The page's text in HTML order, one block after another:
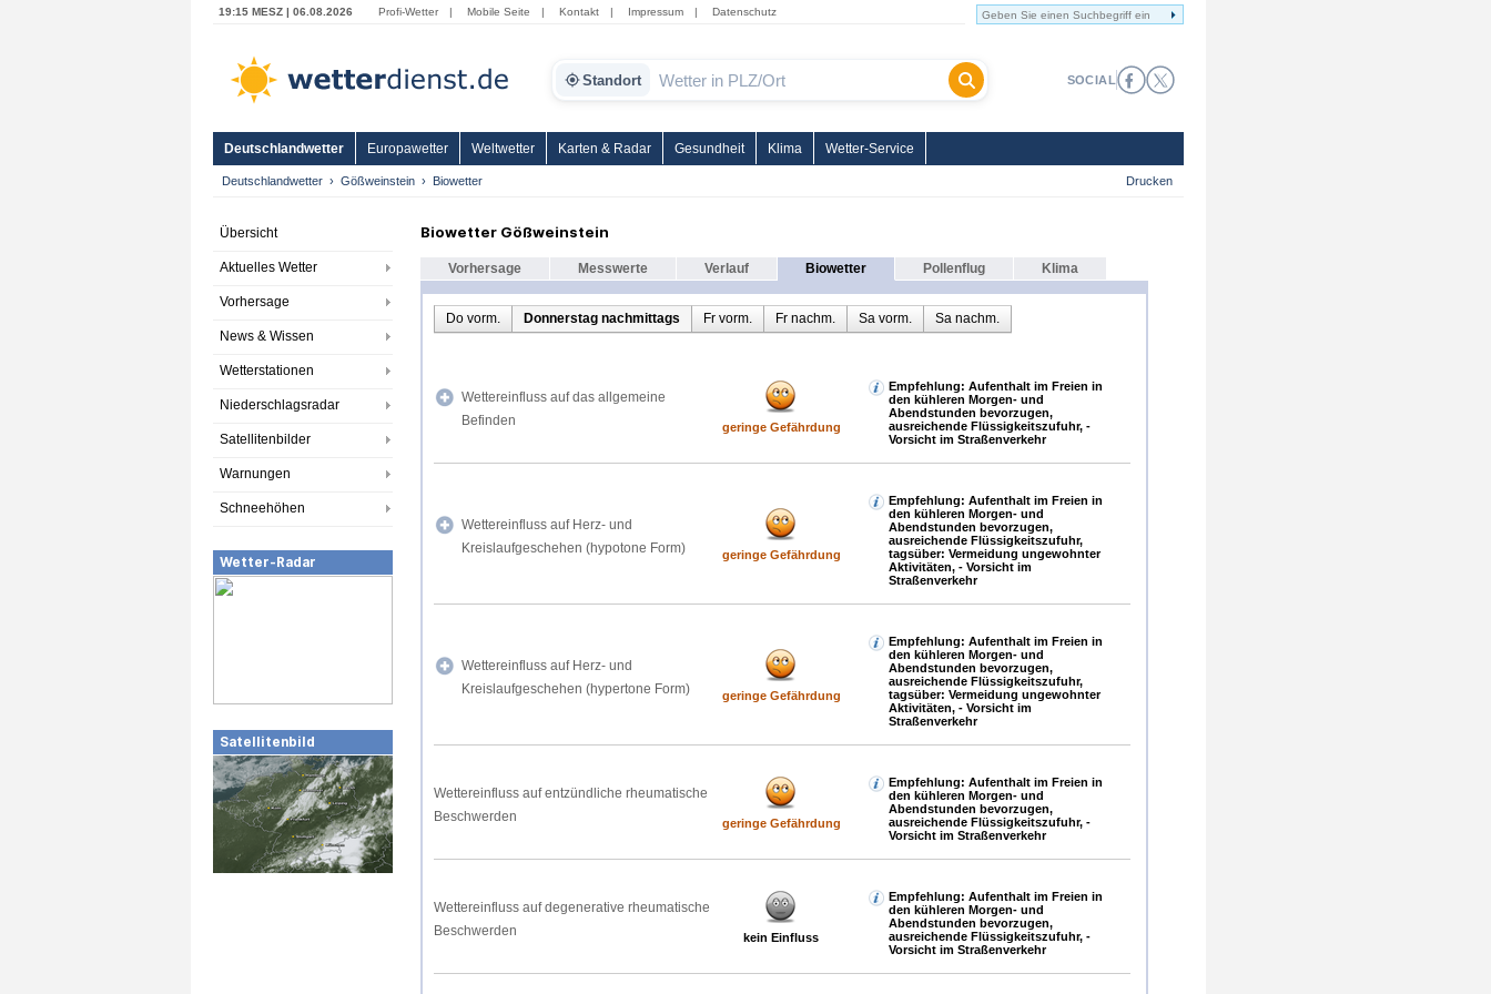
19:15 MESZ | 06.08.2026 Profi-Wetter | Mobile Seite | Kontakt | Impressum | Datenschutz
Standort SOCIAL
Deutschlandwetter Europawetter Weltwetter Karten & Radar Gesundheit Klima Wetter-Service
Deutschlandwetter Gößweinstein Biowetter Drucken
Übersicht
Aktuelles Wetter
Vorhersage
News & Wissen
Wetterstationen
Niederschlagsradar
Satellitenbilder
Warnungen
Schneehöhen
Wetter-Radar
Satellitenbild
Biowetter Gößweinstein
Vorhersage Messwerte Verlauf Biowetter Pollenflug Klima
Do vorm. Donnerstag nachmittags Fr vorm. Fr nachm. Sa vorm. Sa nachm.
Wettereinfluss auf das allgemeine
Befinden
geringe Gefährdung
Empfehlung: Aufenthalt im Freien in
den kühleren Morgen- und
Abendstunden bevorzugen,
ausreichende Flüssigkeitszufuhr, -
Vorsicht im Straßenverkehr
Wettereinfluss auf Herz- und
Kreislaufgeschehen (hypotone Form)
geringe Gefährdung
Empfehlung: Aufenthalt im Freien in
den kühleren Morgen- und
Abendstunden bevorzugen,
ausreichende Flüssigkeitszufuhr,
tagsüber: Vermeidung ungewohnter
Aktivitäten, - Vorsicht im
Straßenverkehr
Wettereinfluss auf Herz- und
Kreislaufgeschehen (hypertone Form)
geringe Gefährdung
Empfehlung: Aufenthalt im Freien in
den kühleren Morgen- und
Abendstunden bevorzugen,
ausreichende Flüssigkeitszufuhr,
tagsüber: Vermeidung ungewohnter
Aktivitäten, - Vorsicht im
Straßenverkehr
Wettereinfluss auf entzündliche rheumatische
Beschwerden
geringe Gefährdung
Empfehlung: Aufenthalt im Freien in
den kühleren Morgen- und
Abendstunden bevorzugen,
ausreichende Flüssigkeitszufuhr, -
Vorsicht im Straßenverkehr
Wettereinfluss auf degenerative rheumatische
Beschwerden
kein Einfluss
Empfehlung: Aufenthalt im Freien in
den kühleren Morgen- und
Abendstunden bevorzugen,
ausreichende Flüssigkeitszufuhr, -
Vorsicht im Straßenverkehr